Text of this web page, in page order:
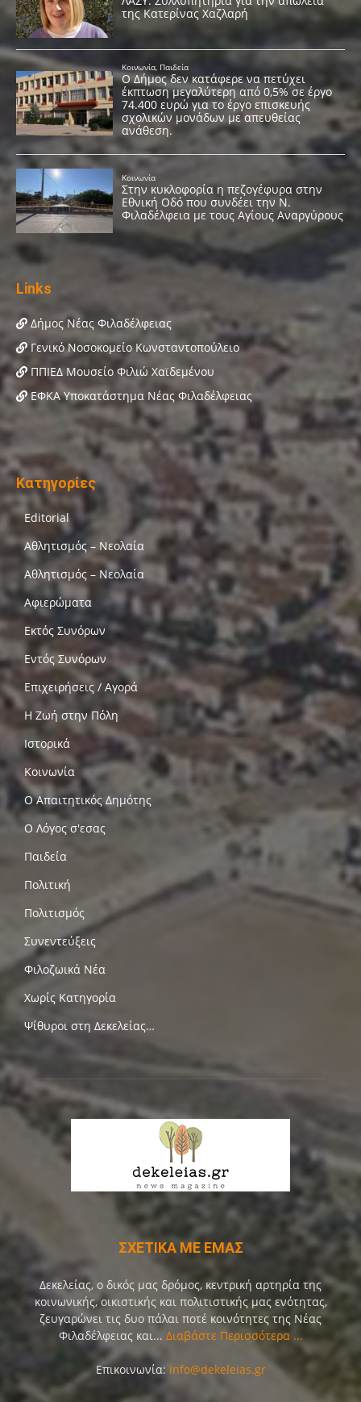
Links
Δήμος Νέας Φιλαδέλφειας
Γενικό Νοσοκομείο Κωνσταντοπούλειο
ΠΠΙΕΔ Μουσείο Φιλιώ Χαϊδεμένου
ΕΦΚΑ Υποκατάστημα Νέας Φιλαδέλφειας
Κατηγορίες
Editorial
Αθλητισμός – Νεολαία
Αθλητισμός – Νεολαία
Αφιερώματα
Εκτός Συνόρων
Εντός Συνόρων
Επιχειρήσεις / Αγορά
Η Ζωή στην Πόλη
Ιστορικά
Κοινωνία
Ο Απαιτητικός Δημότης
Ο Λόγος σ'εσας
Παιδεία
Πολιτική
Πολιτισμός
Συνεντεύξεις
Φιλοζωικά Νέα
Χωρίς Κατηγορία
Ψίθυροι στη Δεκελείας…
ΣΧΕΤΙΚΑ ΜΕ ΕΜΑΣ
Δεκελείας, ο δικός μας δρόμος, κεντρική αρτηρία της
κοινωνικής, οικιστικής και πολιτιστικής μας ενότητας,
ζευγαρώνει τις δυο πάλαι ποτέ κοινότητες της Νέας
Φιλαδέλφειας και... Διαβάστε Περισσότερα ...
Επικοινωνία: info@dekeleias.gr